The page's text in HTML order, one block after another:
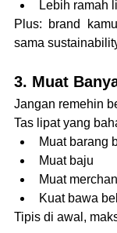
Lebih ramah
Plus: brand
sama
3. Muat
Jangan remehin
Tas lipat yang
Muat barang
Muat baju
Muat
Kuat bawa
Tipis di awal,